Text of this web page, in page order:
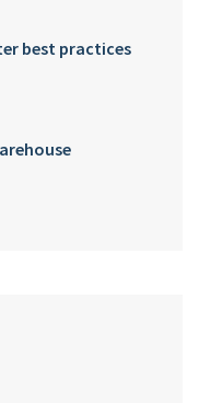
best practices